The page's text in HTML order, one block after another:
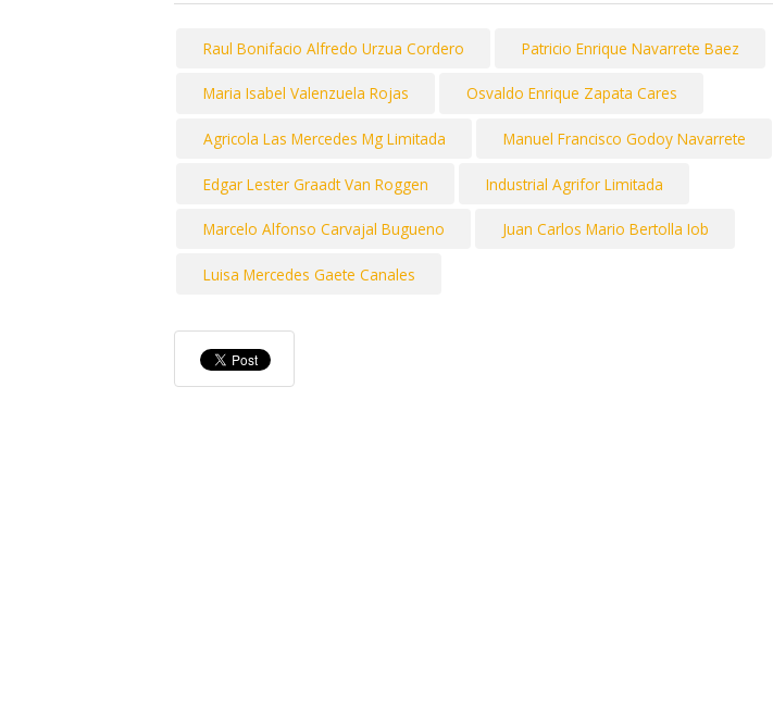
Raul Bonifacio Alfredo Urzua Cordero Patricio Enrique Navarrete Baez
Maria Isabel Valenzuela Rojas Osvaldo Enrique Zapata Cares
Agricola Las Mercedes Mg Limitada Manuel Francisco Godoy Navarrete
Edgar Lester Graadt Van Roggen Industrial Agrifor Limitada
Marcelo Alfonso Carvajal Bugueno Juan Carlos Mario Bertolla Iob
Luisa Mercedes Gaete Canales